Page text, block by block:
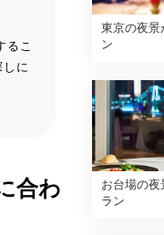
るこ
に
合わ
東京の夜景
ン
お台場の夜
ラン